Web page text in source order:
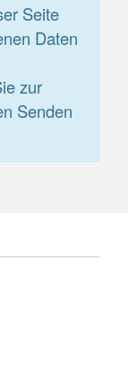
Seite
Daten
zur
Senden